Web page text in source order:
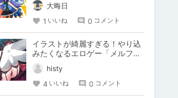
大晦日
1 いいね 0 コメント
イラストが綺麗すぎる！やり込
みたくなるエロゲー「メルフィ
アス 蒼紅のヴァージェ」
histy
4 いいね 0 コメント